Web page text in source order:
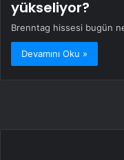
yükseliyor?
Brenntag hissesi bugün
Devamını Oku »